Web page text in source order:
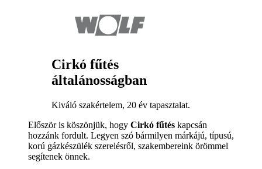
Cirkó fűtés
általánosságban
Kiváló szakértelem, 20 év tapasztalat.
Először is köszönjük, hogy Cirkó fűtés kapcsán
hozzánk fordult. Legyen szó bármilyen márkájú, típusú,
korú gázkészülék szerelésről, szakembereink örömmel
segítenek önnek.